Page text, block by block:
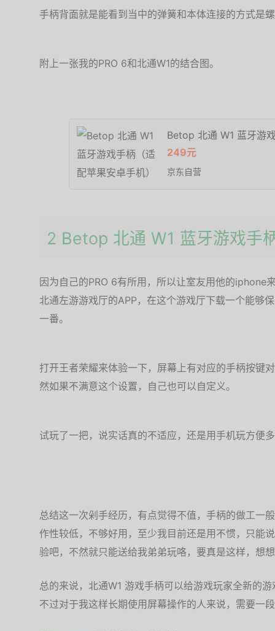
手柄背面就是能看到当中的弹簧和本体连接的方式是
附上一张我的PRO 6和北通W1的结合图。
Betop 北通 W1 蓝牙游
249元
京东自营
2 Betop 北通 W1 蓝牙游戏手
因为自己的PRO 6有所用，所以让室友用他的iphone
北通左游游戏厅的APP，在这个游戏厅下载一个能够
一番。
打开王者荣耀来体验一下，屏幕上有对应的手柄按键
然如果不满意这个设置，自己也可以自定义。
试玩了一把，说实话真的不适应，还是用手机玩方便
总结这一次剁手经历，有点觉得不值，手柄的做工一
作性较低，不够好用，至少我目前还是用不惯，只能
验吧，不然就只能送给我弟弟玩咯，要真是这样，想
总的来说，北通W1 游戏手柄可以给游戏玩家全新的
不过对于我这样长期使用屏幕操作的人来说，需要一